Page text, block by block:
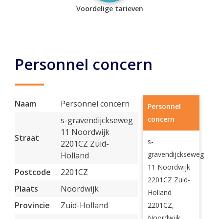
Voordelige tarieven
Personnel concern
Naam Personnel concern
Straat
s-gravendijckseweg
11 Noordwijk
2201CZ Zuid-
Holland
Postcode
2201CZ
Plaats
Noordwijk
Provincie
Zuid-Holland
Personnel
concern
s-
gravendijckseweg
11 Noordwijk
2201CZ Zuid-
Holland
2201CZ,